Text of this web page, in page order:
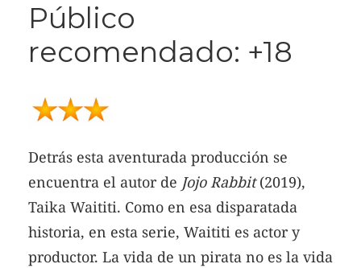
Público
recomendado: +18
Detrás esta aventurada producción se
encuentra el autor de Jojo Rabbit(2019),
Taika Waititi. Como en esa disparatada
historia, en esta serie, Waititi es actor y
productor. La vida de un pirata no es la vida